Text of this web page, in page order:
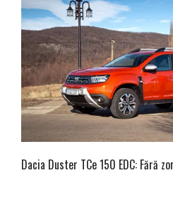
Dacia Duster TCe 150 EDC: Fără